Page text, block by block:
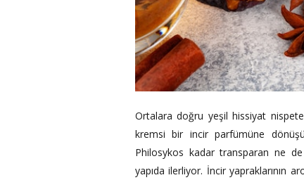
Ortalara doğru yeşil hissiyat
kremsi bir incir parfümüne
Philosykos kadar transparan ne
yapıda ilerliyor. İncir yapraklarının